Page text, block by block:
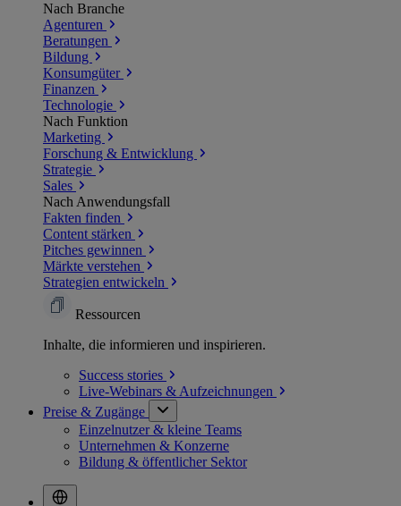
Nach Branche
Agenturen
Beratungen
Bildung
Konsumgüter
Finanzen
Technologie
Nach Funktion
Marketing
Forschung & Entwicklung
Strategie
Sales
Nach Anwendungsfall
Fakten finden
Content stärken
Pitches gewinnen
Märkte verstehen
Strategien entwickeln
Ressourcen
Inhalte, die informieren und inspirieren.
Success stories
Live-Webinars & Aufzeichnungen
Preise & Zugänge
Einzelnutzer & kleine Teams
Unternehmen & Konzerne
Bildung & öffentlicher Sektor